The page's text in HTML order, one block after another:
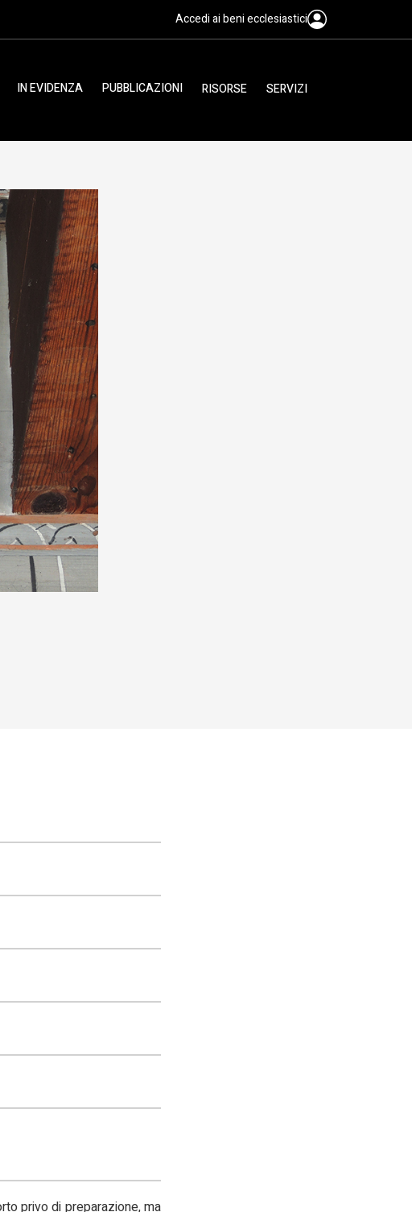
Accedi ai beni ecclesiastici
IN EVIDENZA PUBBLICAZIONI RISORSE SERVIZI
privo di preparazione, ma